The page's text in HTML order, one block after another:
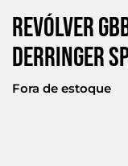
Revólver
Derringer
Fora de estoque